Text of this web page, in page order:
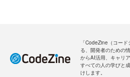
「CodeZine（コー
る、開発者のための
からAI活用、キャリ
すべての人の学びと
けします。